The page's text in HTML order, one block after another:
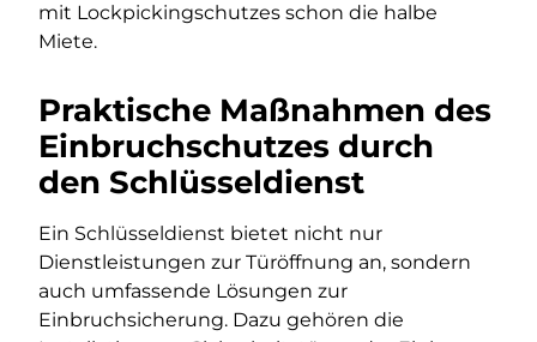
mit Lockpickingschutzes schon die halbe
Miete.
Praktische Maßnahmen des
Einbruchschutzes durch
den Schlüsseldienst
Ein Schlüsseldienst bietet nicht nur
Dienstleistungen zur Türöffnung an, sondern
auch umfassende Lösungen zur
Einbruchsicherung. Dazu gehören die